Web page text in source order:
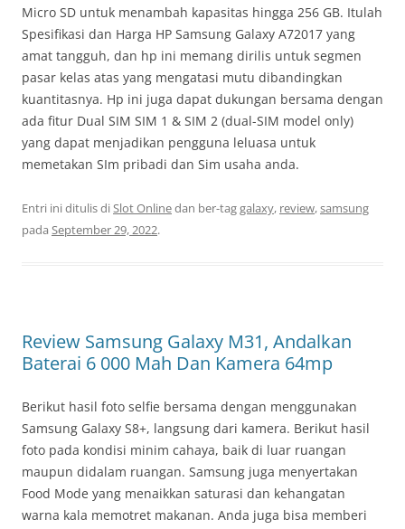
Micro SD untuk menambah kapasitas hingga 256 GB. Itulah
Spesifikasi dan Harga HP Samsung Galaxy A72017 yang
amat tangguh, dan hp ini memang dirilis untuk segmen
pasar kelas atas yang mengatasi mutu dibandingkan
kuantitasnya. Hp ini juga dapat dukungan bersama dengan
ada fitur Dual SIM SIM 1 & SIM 2 (dual-SIM model only)
yang dapat menjadikan pengguna leluasa untuk
memetakan SIm pribadi dan Sim usaha anda.
Entri ini ditulis diSlot Onlinedan ber-taggalaxy, review,samsung
pada September 29, 2022.
Review Samsung Galaxy M31, Andalkan
Baterai 6 000 Mah Dan Kamera 64mp
Berikut hasil foto selfie bersama dengan menggunakan
Samsung Galaxy S8+, langsung dari kamera. Berikut hasil
foto pada kondisi minim cahaya, baik di luar ruangan
maupun didalam ruangan. Samsung juga menyertakan
Food Mode yang menaikkan saturasi dan kehangatan
warna kala memotret makanan. Anda juga bisa memberi